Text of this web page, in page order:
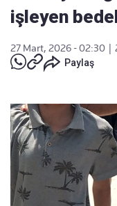
işleyen
27 Mart, 2026 - 02:30
Paylaş